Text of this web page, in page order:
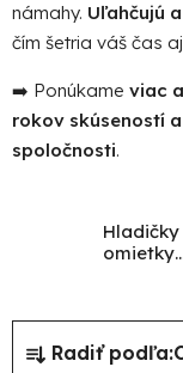
námahy. Uľahčujú
čím šetria váš čas
➡️ Ponúkame viac
rokov skúseností
spoločnosti.
Hladičky
omietky
R
Radiť podľa: